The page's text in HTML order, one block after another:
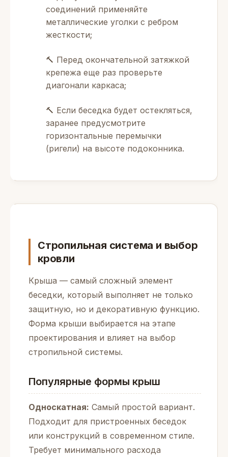
соединений применяйте
металлические уголки с ребром
жесткости;
🔨 Перед окончательной затяжкой
крепежа еще раз проверьте
диагонали каркаса;
🔨 Если беседка будет остекляться,
заранее предусмотрите
горизонтальные перемычки
(ригели) на высоте подоконника.
Стропильная система и выбор
кровли
Крыша — самый сложный элемент
беседки, который выполняет не только
защитную, но и декоративную функцию.
Форма крыши выбирается на этапе
проектирования и влияет на выбор
стропильной системы.
Популярные формы крыш
Односкатная: Самый простой вариант.
Подходит для пристроенных беседок
или конструкций в современном стиле.
Требует минимального расхода